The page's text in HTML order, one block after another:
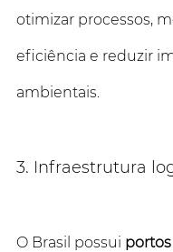
otimizar processos,
eficiência e reduzir
ambientais.
3. Infraestrutura
O Brasil possui portos